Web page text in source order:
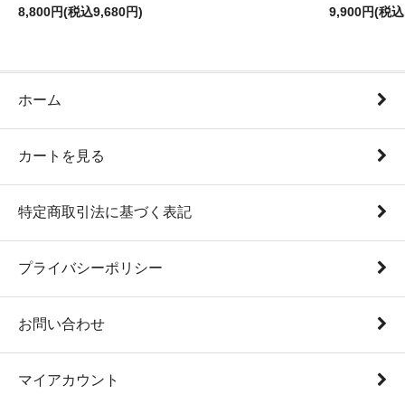
8,800円(税込9,680円)
9,900円(税
ホーム
カートを見る
特定商取引法に基づく表記
プライバシーポリシー
お問い合わせ
マイアカウント